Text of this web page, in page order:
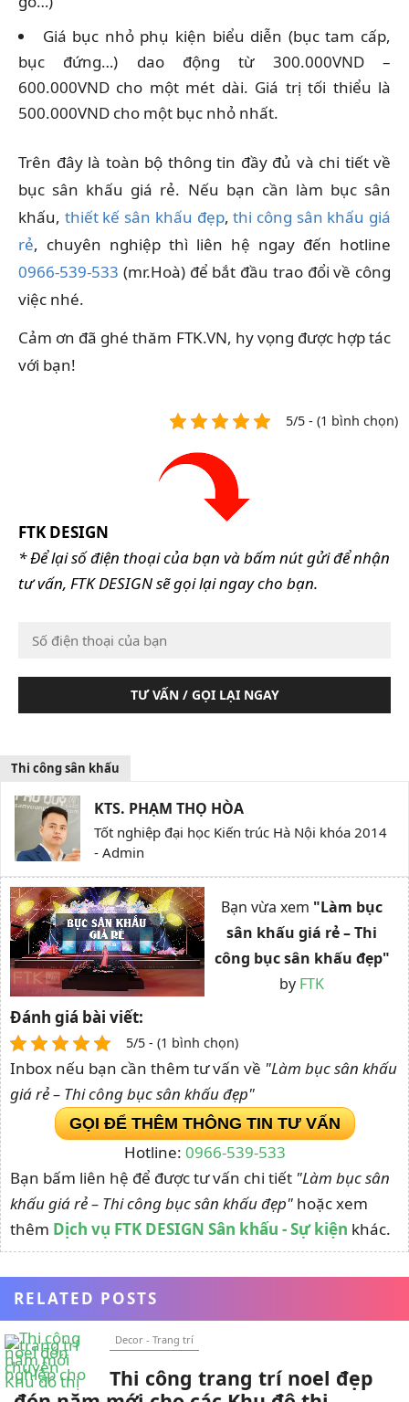
Giá bục nhỏ phụ kiện biểu diễn (bục tam cấp,
bục đứng…) dao động từ 300.000VND –
600.000VND cho một mét dài. Giá trị tối thiểu là
500.000VND cho một bục nhỏ nhất.
Trên đây là toàn bộ thông tin đầy đủ và chi tiết về
bục sân khấu giá rẻ. Nếu bạn cần làm bục sân
khấu, thiết kế sân khấu đẹp,thi công sân khấu giá
rẻ, chuyên nghiệp thì liên hệ ngay đến hotline
0966-539-533 (mr.Hoà) để bắt đầu trao đổi về công
việc nhé.
Cảm ơn đã ghé thăm FTK.VN, hy vọng được hợp tác
với bạn!
5/5 - (1 bình chọn)
FTK DESIGN
* Để lại số điện thoại của bạn và bấm nút gửi để nhận
tư vấn, FTK DESIGN sẽ gọi lại ngay cho bạn.
TƯ VẤN / GỌI LẠI NGAY
Thi công sân khấu
KTS. PHẠM THỌ HÒA
Tốt nghiệp đại học Kiến trúc Hà Nội khóa 2014
- Admin
Bạn vừa xem "Làm bục
sân khấu giá rẻ – Thi
công bục sân khấu đẹp"
by FTK
Đánh giá bài viết:
5/5 - (1 bình chọn)
Inbox nếu bạn cần thêm tư vấn về "Làm bục sân khấu
giá rẻ – Thi công bục sân khấu đẹp"
GỌI ĐỂ THÊM THÔNG TIN TƯ VẤN
Hotline: 0966-539-533
Bạn bấm liên hệ để được tư vấn chi tiết "Làm bục sân
khấu giá rẻ – Thi công bục sân khấu đẹp" hoặc xem
thêm Dịch vụ FTK DESIGN Sân khấu - Sự kiện khác.
RELATED POSTS
Decor - Trang trí
Thi công trang trí noel đẹp